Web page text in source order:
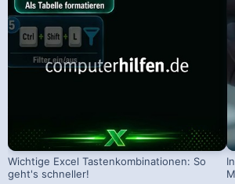
Wichtige Excel Tastenkombinationen: So
geht's schneller!